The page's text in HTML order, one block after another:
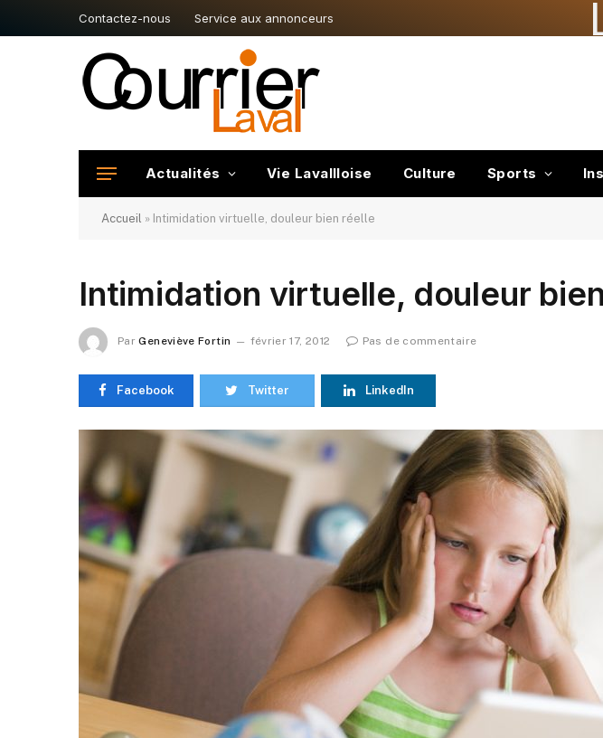
Contactez-nous Service aux annonceurs
Actualités Vie Lavallloise Culture Sports
Accueil » Intimidation virtuelle, douleur bien réelle
Intimidation virtuelle, douleur
Par Geneviève Fortin février 17, 2012 Pas de commentaire
Facebook Twitter LinkedIn